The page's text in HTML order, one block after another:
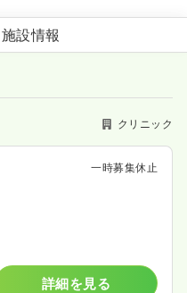
施設情報
クリニック
一時募集休止
詳細を見る